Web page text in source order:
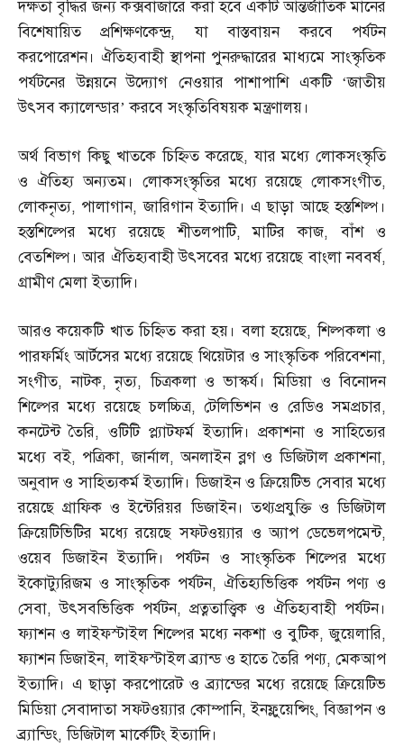
দক্ষতা বৃদ্ধির জন্য কক্সবাজারে করা হবে একটি আন্তর্জাতিক মানের
বিশেষায়িত প্রশিক্ষণকেন্দ্র,যা বাস্তবায়ন করবে পর্যটন
করপোরেশন। ঐতিহ্যবাহী স্থাপনা পুনরুদ্ধারের মাধ্যমে সাংস্কৃতিক
পর্যটনের উন্নয়নে উদ্যোগ নেওয়ার পাশাপাশি একটি ‘জাতীয়
উৎসব ক্যালেন্ডার’ করবে সংস্কৃতিবিষয়ক মন্ত্রণালয়।
অর্থ বিভাগ কিছু খাতকে চিহ্নিত করেছে,যার মধ্যে লোকসংস্কৃতি
ও ঐতিহ্য অন্যতম। লোকসংস্কৃতির মধ্যে রয়েছে লোকসংগীত,
লোকনৃত্য, পালাগান,জারিগান ইত্যাদি। এ ছাড়া আছে হস্তশিল্প।
হস্তশিল্পের মধ্যে রয়েছে শীতলপাটি,মাটির কাজ,বাঁশ ও
বেতশিল্প। আর ঐতিহ্যবাহী উৎসবের মধ্যে রয়েছে বাংলা নববর্ষ,
গ্রামীণ মেলা ইত্যাদি।
আরও কয়েকটি খাত চিহ্নিত করা হয়। বলা হয়েছে,শিল্পকলা ও
পারফর্মিং আর্টসের মধ্যে রয়েছে থিয়েটার ও সাংস্কৃতিক পরিবেশনা,
সংগীত,নাটক,নৃত্য,চিত্রকলা ও ভাস্কর্য। মিডিয়া ও বিনোদন
শিল্পের মধ্যে রয়েছে চলচ্চিত্র,টেলিভিশন ও রেডিও সমপ্রচার,
কনটেন্ট তৈরি, ওটিটি প্ল্যাটফর্ম ইত্যাদি। প্রকাশনা ও সাহিত্যের
মধ্যে বই, পত্রিকা,জার্নাল,অনলাইন ব্লগ ও ডিজিটাল প্রকাশনা,
অনুবাদ ও সাহিত্যকর্ম ইত্যাদি। ডিজাইন ও ক্রিয়েটিভ সেবার মধ্যে
রয়েছে গ্রাফিক ও ইন্টেরিয়র ডিজাইন। তথ্যপ্রযুক্তি ও ডিজিটাল
ক্রিয়েটিভিটির মধ্যে রয়েছে সফটওয়্যার ও অ্যাপ ডেভেলপমেন্ট,
ওয়েব ডিজাইন ইত্যাদি। পর্যটন ও সাংস্কৃতিক শিল্পের মধ্যে
ইকোট্যুরিজম ও সাংস্কৃতিক পর্যটন, ঐতিহ্যভিত্তিক পর্যটন পণ্য ও
সেবা,উৎসবভিত্তিক পর্যটন, প্রত্নতাত্ত্বিক ও ঐতিহ্যবাহী পর্যটন।
ফ্যাশন ও লাইফস্টাইল শিল্পের মধ্যে নকশা ও বুটিক,জুয়েলারি,
ফ্যাশন ডিজাইন,লাইফস্টাইল ব্র্যান্ড ও হাতে তৈরি পণ্য, মেকআপ
ইত্যাদি। এ ছাড়া করপোরেট ও ব্র্যান্ডের মধ্যে রয়েছে ক্রিয়েটিভ
মিডিয়া সেবাদাতা সফটওয়্যার কোম্পানি,ইনফ্লুয়েন্সিং,বিজ্ঞাপন ও
ব্র্যান্ডিং,ডিজিটাল মার্কেটিং ইত্যাদি।